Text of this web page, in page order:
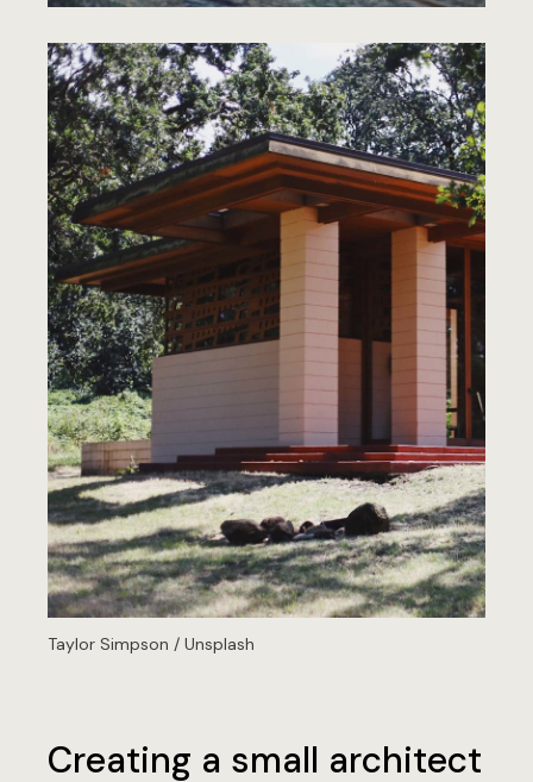
Taylor Simpson / Unsplash
Creating a small architect